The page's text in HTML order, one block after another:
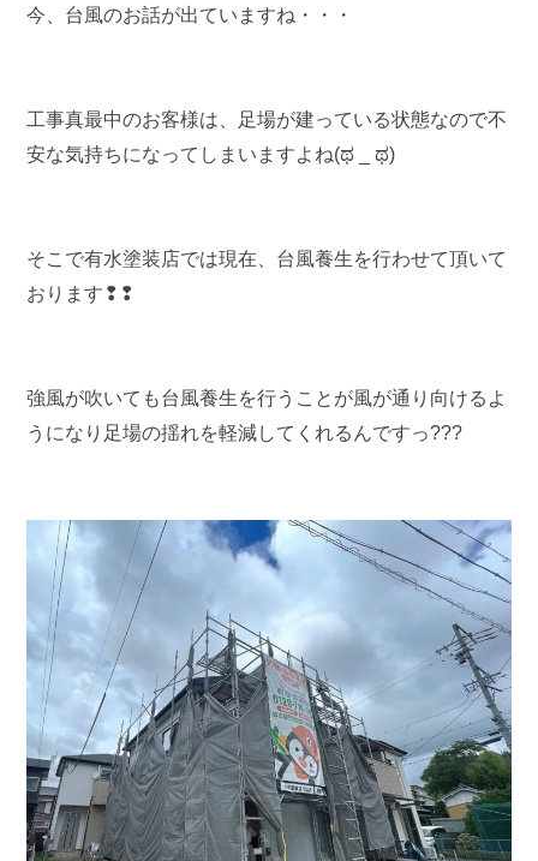
今、台風のお話が出ていますね・・・
工事真最中のお客様は、足場が建っている状態なので不
安な気持ちになってしまいますよね(ಥ _ ಥ)
そこで有水塗装店では現在、台風養生を行わせて頂いて
おります❢❢
強風が吹いても台風養生を行うことが風が通り向けるよ
うになり足場の揺れを軽減してくれるんですっ???